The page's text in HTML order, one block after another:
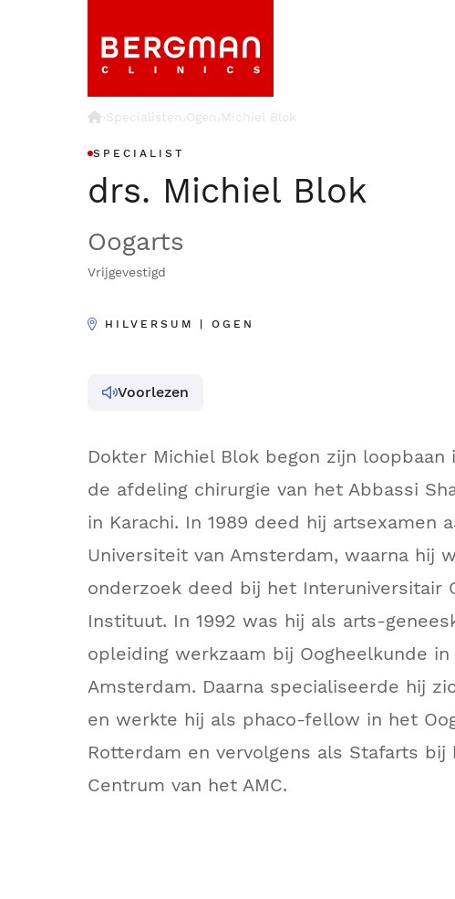
›Specialisten›Ogen›Michiel Blok
SPECIALIST
drs. Michiel Blok
Oogarts
Vrijgevestigd
HILVERSUM | OGEN
Voorlezen
Dokter Michiel Blok begon zijn loopbaan
de afdeling chirurgie van het Abbassi
in Karachi. In 1989 deed hij artsexamen
Universiteit van Amsterdam, waarna hij
onderzoek deed bij het Interuniversitair
Instituut. In 1992 was hij als arts-
opleiding werkzaam bij Oogheelkunde in
Amsterdam. Daarna specialiseerde hij
en werkte hij als phaco-fellow in het
Rotterdam en vervolgens als Stafarts bij
Centrum van het AMC.